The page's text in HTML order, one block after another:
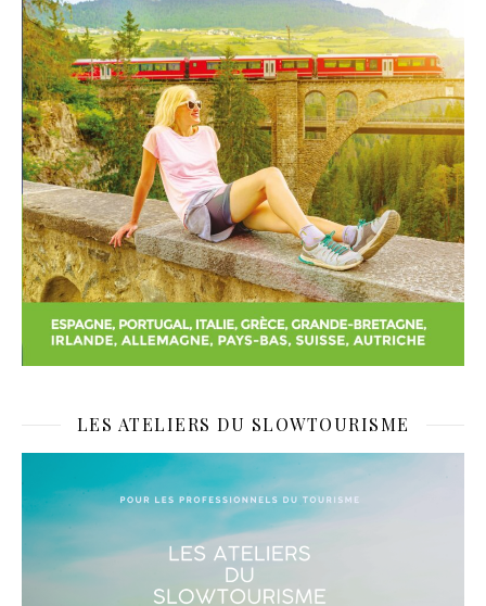
LES ATELIERS DU SLOWTOURISME